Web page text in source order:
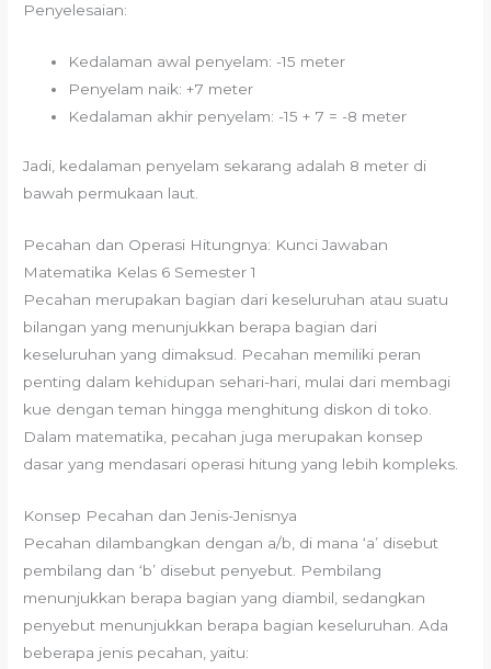
Penyelesaian:
Kedalaman awal penyelam: -15 meter
Penyelam naik: +7 meter
Kedalaman akhir penyelam: -15 + 7 = -8 meter
Jadi, kedalaman penyelam sekarang adalah 8 meter di
bawah permukaan laut.
Pecahan dan Operasi Hitungnya: Kunci Jawaban
Matematika Kelas 6 Semester 1
Pecahan merupakan bagian dari keseluruhan atau suatu
bilangan yang menunjukkan berapa bagian dari
keseluruhan yang dimaksud. Pecahan memiliki peran
penting dalam kehidupan sehari-hari, mulai dari membagi
kue dengan teman hingga menghitung diskon di toko.
Dalam matematika, pecahan juga merupakan konsep
dasar yang mendasari operasi hitung yang lebih kompleks.
Konsep Pecahan dan Jenis-Jenisnya
Pecahan dilambangkan dengan a/b, di mana ‘a’ disebut
pembilang dan ‘b’ disebut penyebut. Pembilang
menunjukkan berapa bagian yang diambil, sedangkan
penyebut menunjukkan berapa bagian keseluruhan. Ada
beberapa jenis pecahan, yaitu: